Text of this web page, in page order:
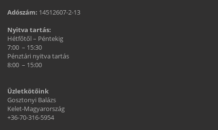
Adószám: 14512607-2-13
Nyitva tartás:
Hétfőtől – Péntekig
7:00 – 15:30
Pénztári nyitva tartás
8:00 – 15:00
Üzletkötőink
Gosztonyi Balázs
Kelet-Magyarország
+36-70-316-5954